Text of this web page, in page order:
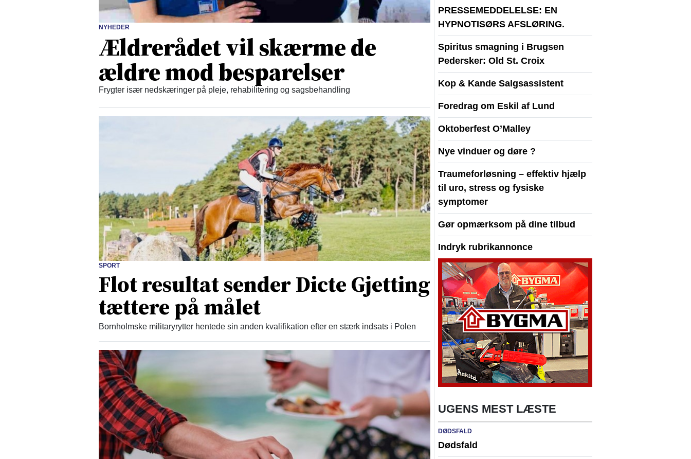
NYHEDER
Ældrerådet vil skærme de
ældre mod besparelser
Frygter især nedskæringer på pleje, rehabilitering og sagsbehandling
SPORT
Flot resultat sender Dicte Gjetting
tættere på målet
Bornholmske militaryrytter hentede sin anden kvalifikation efter en stærk indsats i Polen
PRESSEMEDDELELSE: EN
HYPNOTISØRS AFSLØRING.
Spiritus smagning i Brugsen
Pedersker: Old St. Croix
Kop & Kande Salgsassistent
Foredrag om Eskil af Lund
Oktoberfest O’Malley
Nye vinduer og døre ?
Traumeforløsning – effektiv hjælp
til uro, stress og fysiske
symptomer
Gør opmærksom på dine tilbud
Indryk rubrikannonce
UGENS MEST LÆSTE
DØDSFALD
Dødsfald